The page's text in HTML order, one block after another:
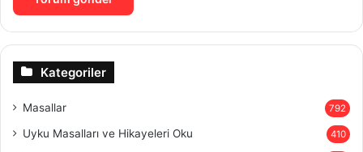
Kategoriler
Masallar 792
Uyku Masalları ve Hikayeleri Oku 410